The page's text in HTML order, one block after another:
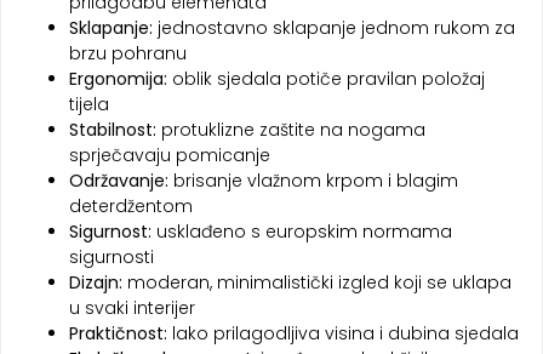
Sklapanje: jednostavno sklapanje jednom rukom za
brzu pohranu
Ergonomija: oblik sjedala potiče pravilan položaj
tijela
Stabilnost: protuklizne zaštite na nogama
sprječavaju pomicanje
Održavanje: brisanje vlažnom krpom i blagim
deterdžentom
Sigurnost: usklađeno s europskim normama
sigurnosti
Dizajn: moderan, minimalistički izgled koji se uklapa
u svaki interijer
Praktičnost: lako prilagodljiva visina i dubina sjedala